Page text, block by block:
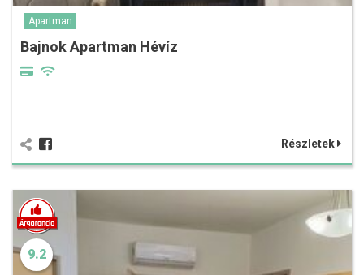
Apartman
Bajnok Apartman Hévíz
Részletek
9.2